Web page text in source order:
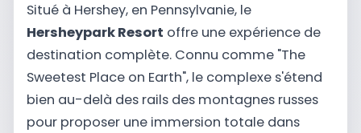
Situé à Hershey, en Pennsylvanie, le
Hersheypark Resort offre une expérience de
destination complète. Connu comme "The
Sweetest Place on Earth", le complexe s'étend
bien au-delà des rails des montagnes russes
pour proposer une immersion totale dans